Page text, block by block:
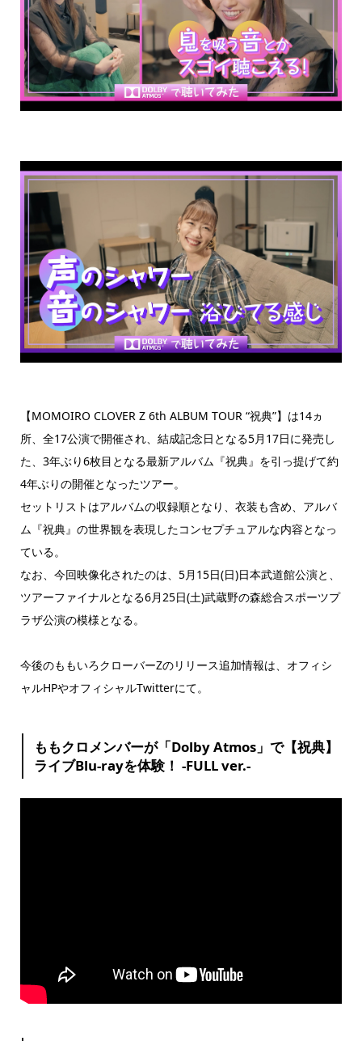
【MOMOIRO CLOVER Z 6th ALBUM TOUR “祝典”】は14ヵ
所、全17公演で開催され、結成記念日となる5月17日に発売し
た、3年ぶり6枚目となる最新アルバム『祝典』を引っ提げて約
4年ぶりの開催となったツアー。
セットリストはアルバムの収録順となり、衣装も含め、アルバ
ム『祝典』の世界観を表現したコンセプチュアルな内容となっ
ている。
なお、今回映像化されたのは、5月15日(日)日本武道館公演と、
ツアーファイナルとなる6月25日(土)武蔵野の森総合スポーツプ
ラザ公演の模様となる。
今後のももいろクローバーZのリリース追加情報は、オフィシ
ャルHPやオフィシャルTwitterにて。
ももクロメンバーが「Dolby Atmos」で【祝典】
ライブBlu-rayを体験！ -FULL ver.-